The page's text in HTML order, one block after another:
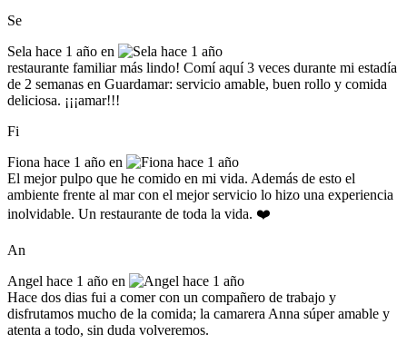
Se
Sela hace 1 año en
restaurante familiar más lindo! Comí aquí 3 veces durante mi estadía
de 2 semanas en Guardamar: servicio amable, buen rollo y comida
deliciosa. ¡¡¡amar!!!
Fi
Fiona hace 1 año en
El mejor pulpo que he comido en mi vida. Además de esto el
ambiente frente al mar con el mejor servicio lo hizo una experiencia
inolvidable. Un restaurante de toda la vida. ❤️
An
Angel hace 1 año en
Hace dos dias fui a comer con un compañero de trabajo y
disfrutamos mucho de la comida; la camarera Anna súper amable y
atenta a todo, sin duda volveremos.